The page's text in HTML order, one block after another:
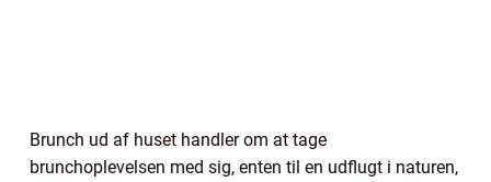
Brunch ud af huset handler om at tage
brunchoplevelsen med sig, enten til en udflugt i naturen,